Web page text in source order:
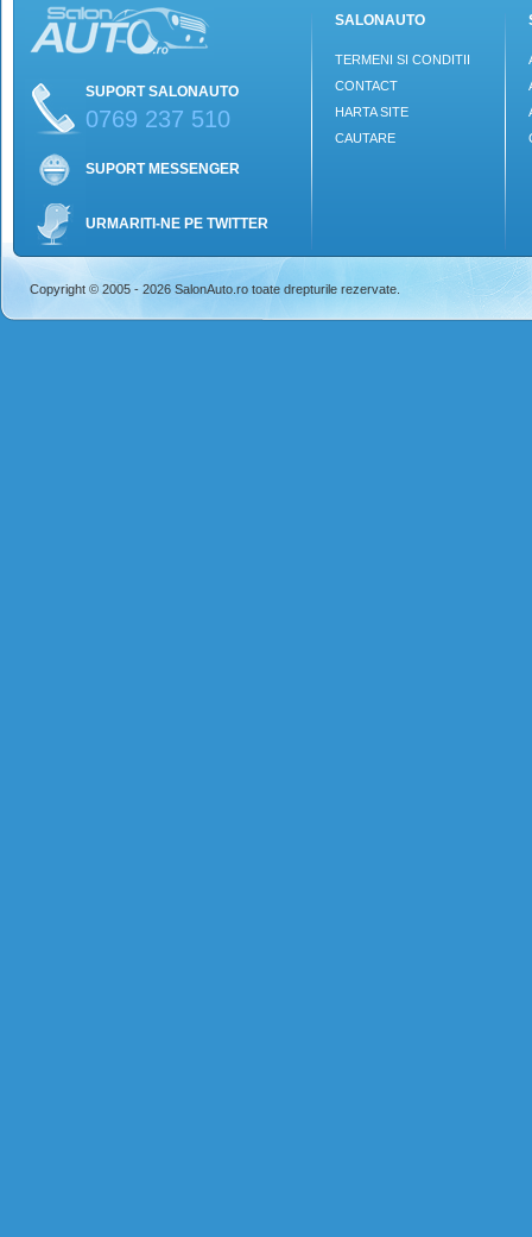
SUPORT SALONAUTO
0769 237 510
SUPORT MESSENGER
URMARITI-NE PE TWITTER
SALONAUTO
TERMENI SI CONDITII
CONTACT
HARTA SITE
CAUTARE
Copyright © 2005 - 2026 SalonAuto.ro toate drepturile rezervate.